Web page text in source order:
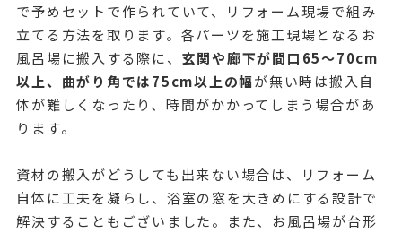
で予めセットで作られていて、リフォーム現場で組み
立てる方法を取ります。各パーツを施工現場となるお
風呂場に搬入する際に、 玄関や廊下が間口65～70cm
以上、曲がり角では75cm以上の幅が無い時は搬入自
体が難しくなったり、時間がかかってしまう場合があ
ります。
資材の搬入がどうしても出来ない場合は、リフォーム
自体に工夫を凝らし、浴室の窓を大きめにする設計で
解決することもございました。また、お風呂場が台形